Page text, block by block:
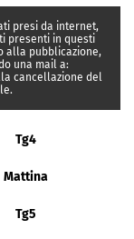
presi da internet,
presenti in questi
alla pubblicazione,
una mail a:
cancellazione del
Tg4
Mattina
Tg5